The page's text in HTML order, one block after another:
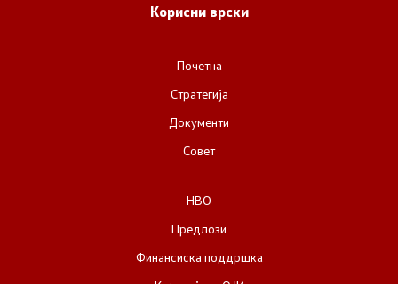
Корисни врски
Почетна
Стратегија
Документи
Совет
НВО
Предлози
Финансиска поддршка